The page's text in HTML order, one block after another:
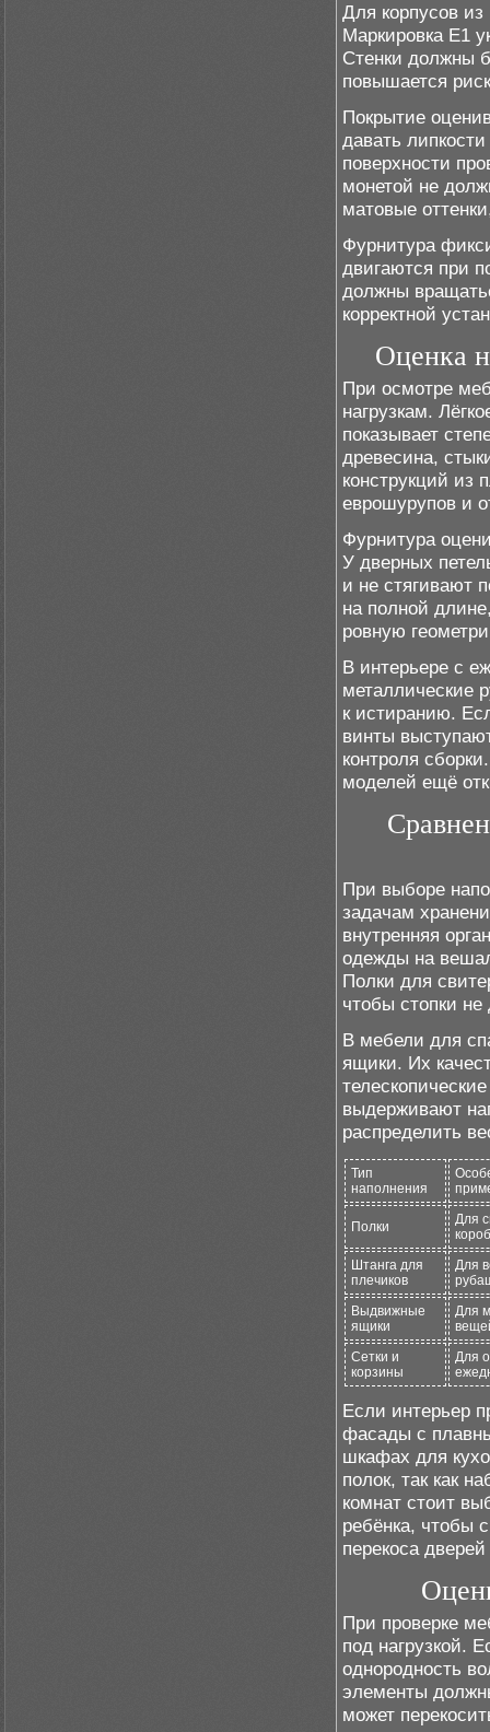
Для корпусов
Маркировка E1
Стенки должны
повышается
Покрытие
давать
поверхности
монетой не
матовые
Фурнитура
двигаются при
должны
корректной
Оценка
При осмотре
нагрузкам.
показывает
древесина,
конструкций из
еврошурупов и
Фурнитура
У дверных
и не стягивают
на полной
ровную
В интерьере с
металлические
к истиранию.
винты
контроля
моделей ещё
При выборе
задачам
внутренняя
одежды на
Полки для
чтобы стопки
В мебели для
ящики. Их
выдерживают
распределить
Тип
наполнения
Полки
Для
Штанга для
плечиков
Для
Выдвижные
ящики
Для
Сетки и
корзины
Для
Если интерьер
фасады с
шкафах для
полок, так как
комнат стоит
ребёнка, чтобы
перекоса
При проверке
под нагрузкой.
однородность
элементы
может